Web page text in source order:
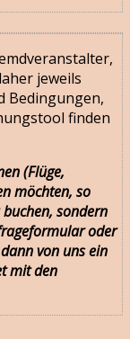
jeweils
Bedingungen,
finden
(Flüge,
möchten, so
sondern
oder
von uns ein
mit den